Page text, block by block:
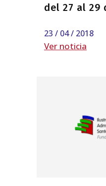
del 27 al 29
23 / 04 / 2018
Ver noticia